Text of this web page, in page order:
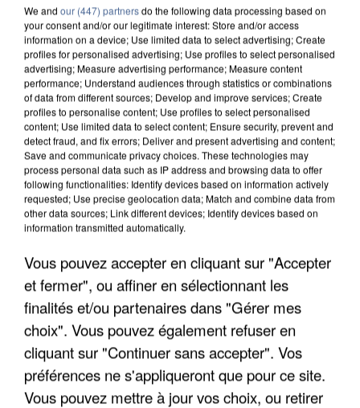
DE FAUNE SAUVAGE SONT...
We and our (447) partnersdo the following data processing based on
your consent and/or our legitimate interest: Store and/or access
information on a device; Use limited data to select advertising; Create
profiles for personalised advertising; Use profiles to select personalised
advertising; Measure advertising performance; Measure content
performance; Understand audiences through statistics or combinations
of data from different sources; Develop and improve services; Create
profiles to personalise content; Use profiles to select personalised
content; Use limited data to select content; Ensure security, prevent and
detect fraud, and fix errors; Deliver and present advertising and content;
Save and communicate privacy choices. These technologies may
process personal data such as IP address and browsing data to offer
following functionalities: Identify devices based on information actively
requested; Use precise geolocation data; Match and combine data from
other data sources; Link different devices; Identify devices based on
information transmitted automatically.
Vous pouvez accepter en cliquant sur "Accepter
et fermer", ou affiner en sélectionnant les
finalités et/ou partenaires dans "Gérer mes
choix". Vous pouvez également refuser en
cliquant sur "Continuer sans accepter". Vos
préférences ne s'appliqueront que pour ce site.
Vous pouvez mettre à jour vos choix, ou retirer